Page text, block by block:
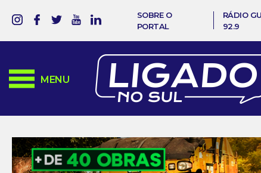
SOBRE O
PORTAL
RÁDIO
92.9
MENU